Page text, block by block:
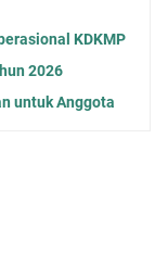
KDKMP
2026
untuk Anggota